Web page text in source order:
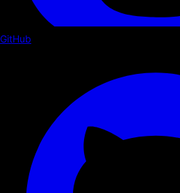
GitHub